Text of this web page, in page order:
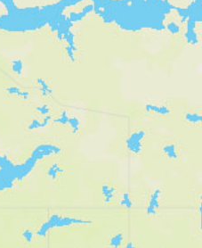
5.770
5.770